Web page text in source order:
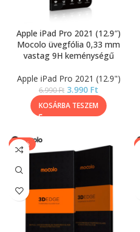
Apple iPad Pro 2021 (12.9″)
Mocolo üvegfólia 0,33 mm
vastag 9H keménységű
Apple iPad Pro 2021 (12.9")
6.990Ft 3.990 Ft
KOSÁRBA TESZEM
-64%